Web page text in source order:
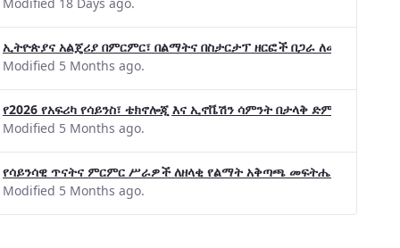
ኢትዮጵያና አልጄሪያ በምርምር፣ በልማትና በስታርታፕ ዘርፎች በጋራ ለመስራት መከሩ፡፡
Modified 5 Months ago.
የ2026 የአፍሪካ የሳይንስ፣ ቴክኖሎጂ እና ኢኖቬሽን ሳምንት በታላቅ ድምቀት
Modified 5 Months ago.
የሳይንሳዊ ጥናትና ምርምር ሥራዎች ለዘላቂ የልማት አቅጣጫ መፍትሔ ጠቋሚ
Modified 5 Months ago.